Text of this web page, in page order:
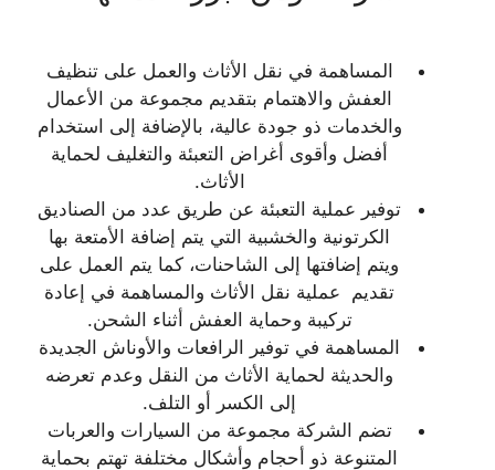
المساهمة في نقل الأثاث والعمل على تنظيف
العفش والاهتمام بتقديم مجموعة من الأعمال
والخدمات ذو جودة عالية، بالإضافة إلى استخدام
أفضل وأقوى أغراض التعبئة والتغليف لحماية
الأثاث.
توفير عملية التعبئة عن طريق عدد من الصناديق
الكرتونية والخشبية التي يتم إضافة الأمتعة بها
ويتم إضافتها إلى الشاحنات، كما يتم العمل على
تقديم عملية نقل الأثاث والمساهمة في إعادة
تركيبة وحماية العفش أثناء الشحن.
المساهمة في توفير الرافعات والأوناش الجديدة
والحديثة لحماية الأثاث من النقل وعدم تعرضه
إلى الكسر أو التلف.
تضم الشركة مجموعة من السيارات والعربات
المتنوعة ذو أحجام وأشكال مختلفة تهتم بحماية